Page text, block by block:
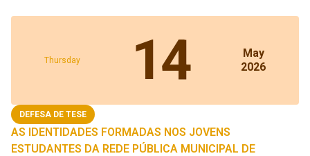
Thursday 14
May
2026
DEFESA DE TESE
AS IDENTIDADES FORMADAS NOS JOVENS
ESTUDANTES DA REDE PÚBLICA MUNICIPAL DE